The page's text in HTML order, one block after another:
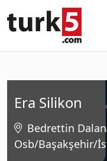
Era Silikon
Bedrettin
Osb/Başakşehir/